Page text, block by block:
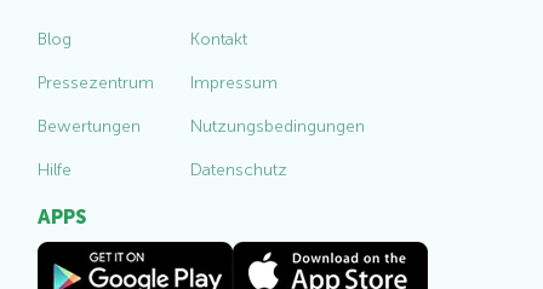
Blog
Pressezentrum
Bewertungen
Hilfe
Kontakt
Impressum
Nutzungsbedingungen
Datenschutz
APPS